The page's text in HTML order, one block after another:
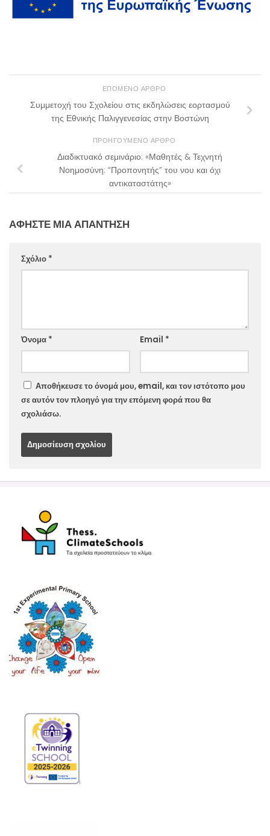
ΕΠΌΜΕΝΟ ΆΡΘΡΟ
Συμμετοχή του Σχολείου στις εκδηλώσεις εορτασμού
της Εθνικής Παλιγγενεσίας στην Βοστώνη
ΠΡΟΗΓΟΎΜΕΝΟ ΆΡΘΡΟ
Διαδικτυακό σεμινάριο: «Μαθητές & Τεχνητή
Νοημοσύνη: “Προπονητής” του νου και όχι
αντικαταστάτης»
ΑΦΉΣΤΕ ΜΙΑ ΑΠΆΝΤΗΣΗ
Σχόλιο *
Όνομα * Email *
Website
Αποθήκευσε το όνομά μου, email, και τον ιστότοπο μου
σε αυτόν τον πλοηγό για την επόμενη φορά που θα
σχολιάσω.